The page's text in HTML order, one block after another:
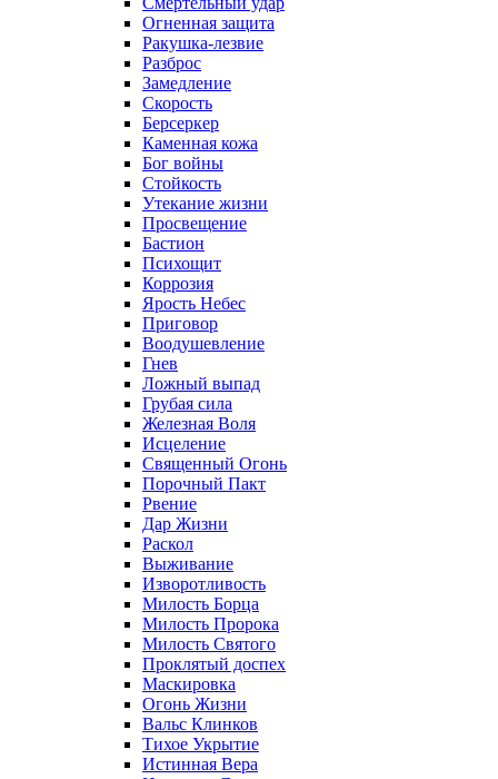
Огненная защита
Ракушка-лезвие
Разброс
Замедление
Скорость
Берсеркер
Каменная кожа
Бог войны
Стойкость
Утекание жизни
Просвещение
Бастион
Психощит
Коррозия
Ярость Небес
Приговор
Воодушевление
Гнев
Ложный выпад
Грубая сила
Железная Воля
Исцеление
Священный Огонь
Порочный Пакт
Рвение
Дар Жизни
Раскол
Выживание
Изворотливость
Милость Борца
Милость Пророка
Милость Святого
Проклятый доспех
Маскировка
Огонь Жизни
Вальс Клинков
Тихое Укрытие
Истинная Вера